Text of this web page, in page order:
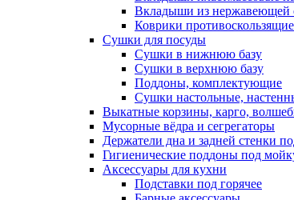
Вкладыши из нержавеющей
Коврики противоскользящие
Сушки для посуды
Сушки в нижнюю базу
Сушки в верхнюю базу
Поддоны, комплектующие
Сушки настольные,
Выкатные корзины, карго,
Мусорные вёдра и сегрегаторы
Держатели дна и задней стенки
Гигиенические поддоны под
Аксессуары для кухни
Подставки под горячее